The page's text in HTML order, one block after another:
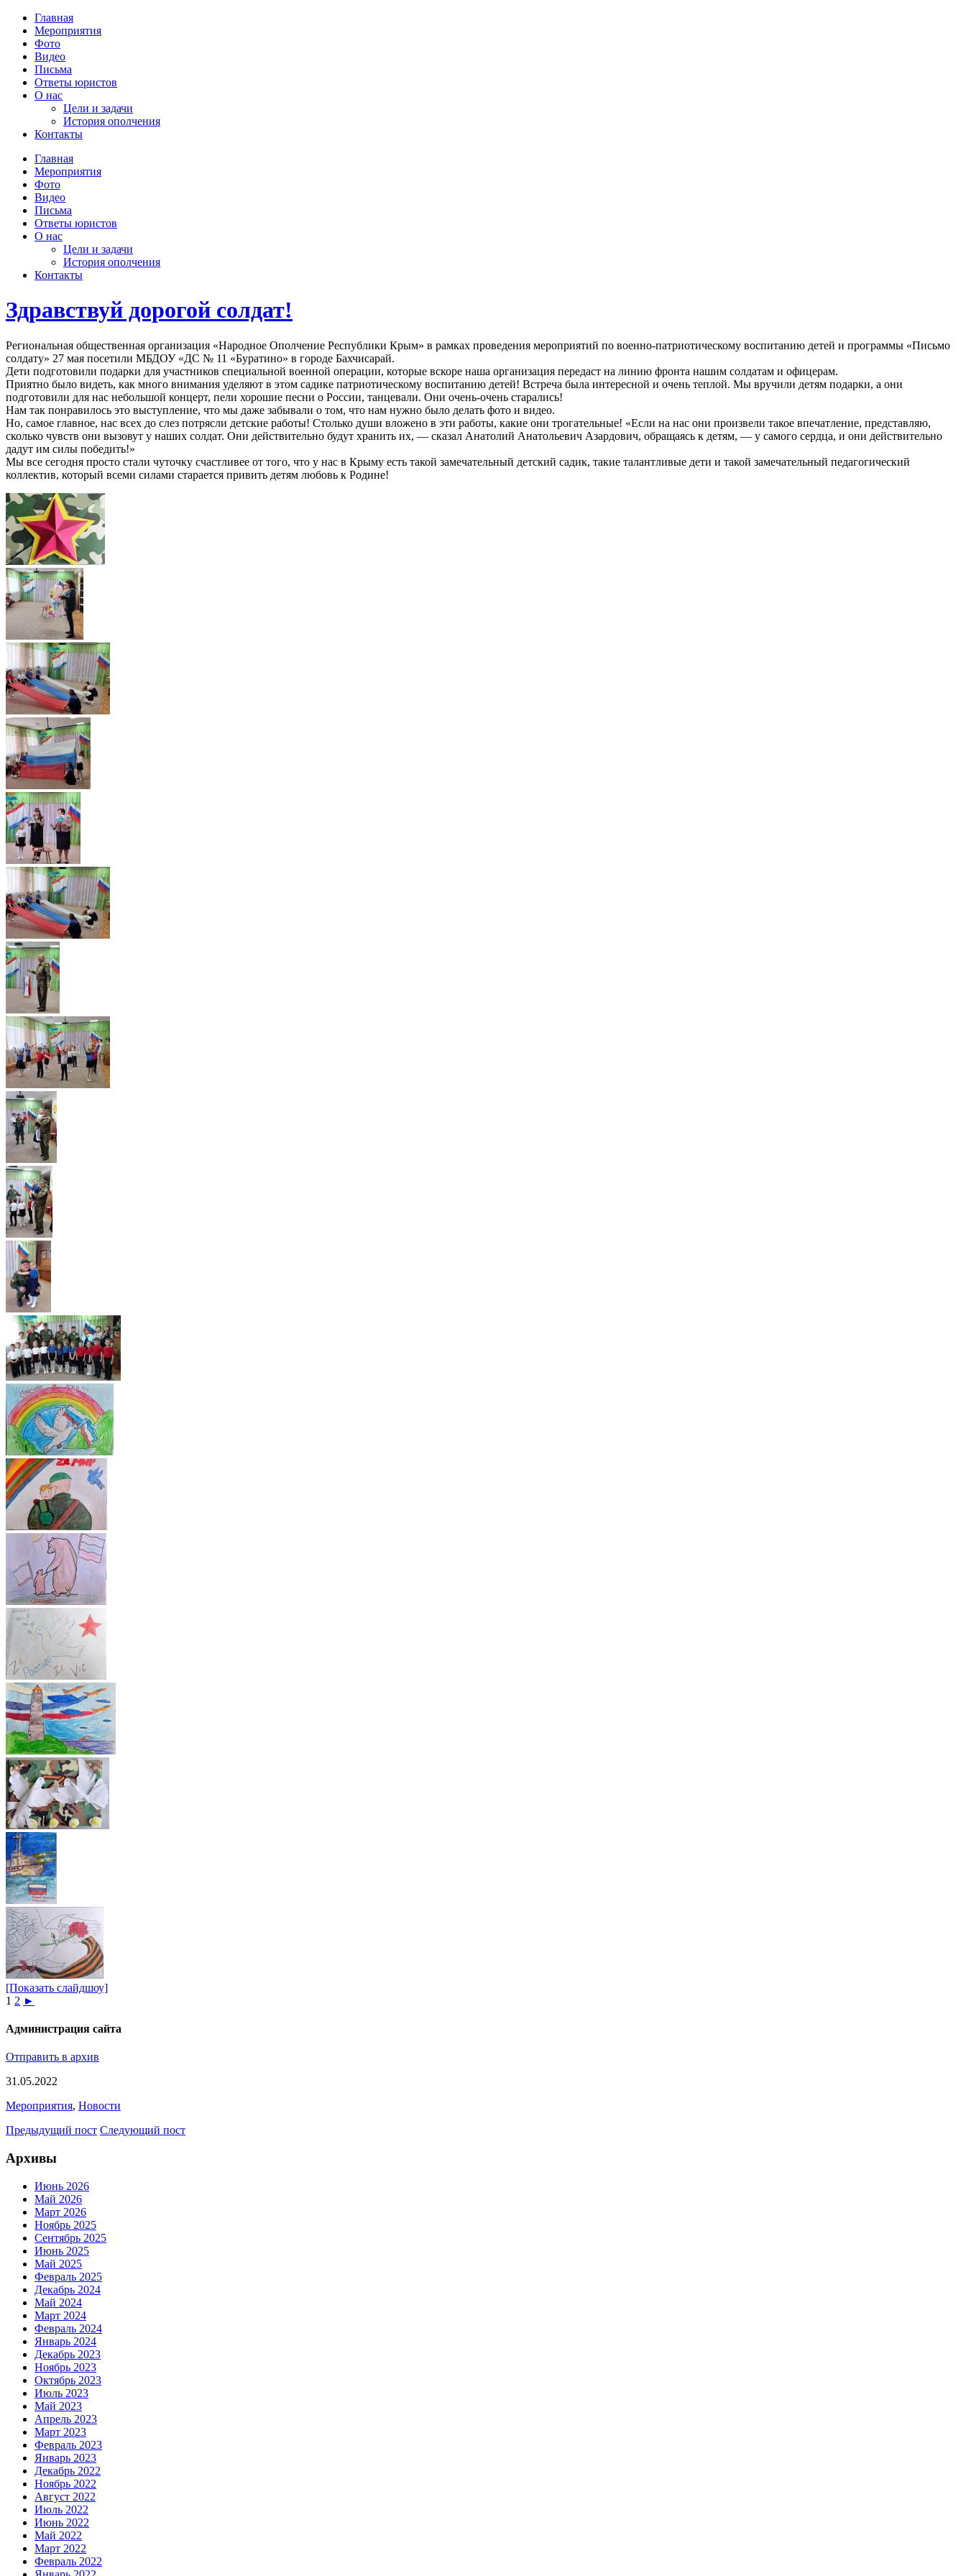
Главная
Мероприятия
Фото
Видео
Письма
Ответы юристов
О нас
Цели и задачи
История ополчения
Контакты
Главная
Мероприятия
Фото
Видео
Письма
Ответы юристов
О нас
Цели и задачи
История ополчения
Контакты
Здравствуй дорогой солдат!
Региональная общественная организация «Народное Ополчение Республики Крым» в рамках проведения мероприятий по военно-патриотическому воспитанию детей и программы «Письмо
солдату» 27 мая посетили МБДОУ «ДС № 11 «Буратино» в городе Бахчисарай.
Дети подготовили подарки для участников специальной военной операции, которые вскоре наша организация передаст на линию фронта нашим солдатам и офицерам.
Приятно было видеть, как много внимания уделяют в этом садике патриотическому воспитанию детей! Встреча была интересной и очень теплой. Мы вручили детям подарки, а они
подготовили для нас небольшой концерт, пели хорошие песни о России, танцевали. Они очень-очень старались!
Нам так понравилось это выступление, что мы даже забывали о том, что нам нужно было делать фото и видео.
Но, самое главное, нас всех до слез потрясли детские работы! Столько души вложено в эти работы, какие они трогательные! «Если на нас они произвели такое впечатление, представляю,
сколько чувств они вызовут у наших солдат. Они действительно будут хранить их, — сказал Анатолий Анатольевич Азардович, обращаясь к детям, — у самого сердца, и они действительно
дадут им силы победить!»
Мы все сегодня просто стали чуточку счастливее от того, что у нас в Крыму есть такой замечательный детский садик, такие талантливые дети и такой замечательный педагогический
коллектив, который всеми силами старается привить детям любовь к Родине!
[Показать слайдшоу]
1 2 ►
Администрация сайта
Отправить в архив
31.05.2022
Мероприятия, Новости
Предыдущий пост Следующий пост
Архивы
Июнь 2026
Май 2026
Март 2026
Ноябрь 2025
Сентябрь 2025
Июнь 2025
Май 2025
Февраль 2025
Декабрь 2024
Май 2024
Март 2024
Февраль 2024
Январь 2024
Декабрь 2023
Ноябрь 2023
Октябрь 2023
Июль 2023
Май 2023
Апрель 2023
Март 2023
Февраль 2023
Январь 2023
Декабрь 2022
Ноябрь 2022
Август 2022
Июль 2022
Июнь 2022
Май 2022
Март 2022
Февраль 2022